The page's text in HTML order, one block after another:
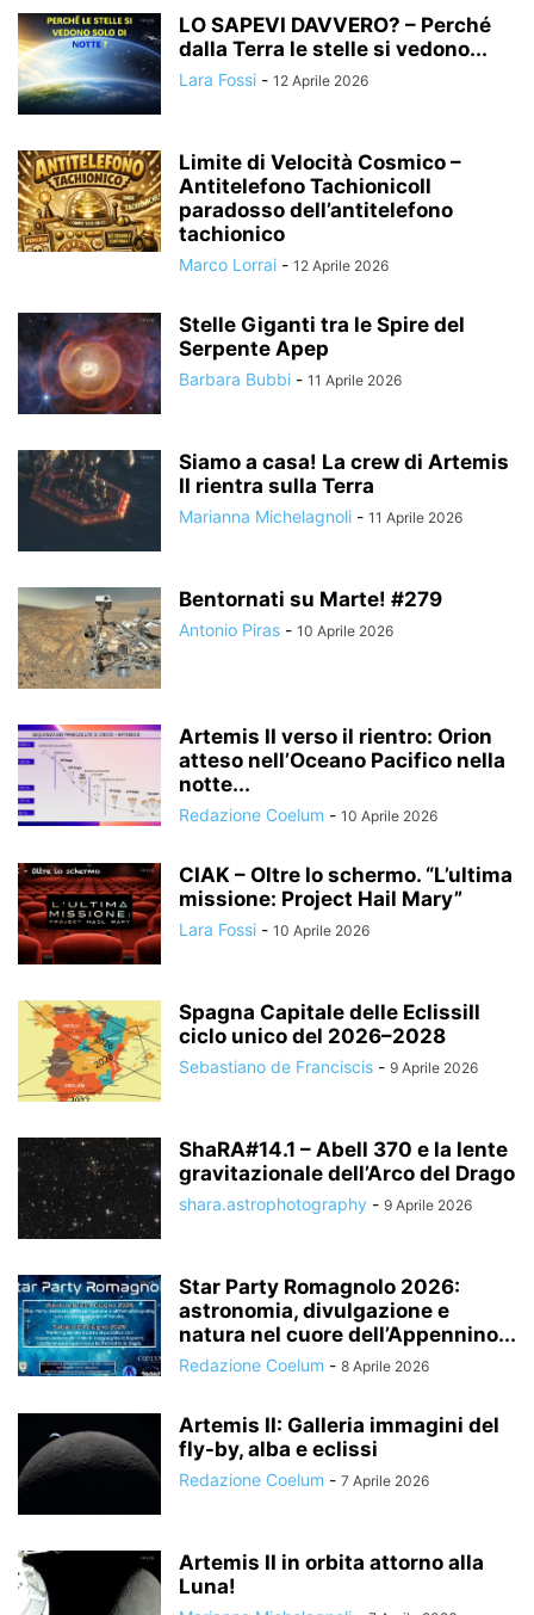
LO SAPEVI DAVVERO? – Perché
dalla Terra le stelle si vedono...
Lara Fossi - 12 Aprile 2026
Limite di Velocità Cosmico –
Antitelefono TachionicoIl
paradosso dell’antitelefono
tachionico
Marco Lorrai - 12 Aprile 2026
Stelle Giganti tra le Spire del
Serpente Apep
Barbara Bubbi - 11 Aprile 2026
Siamo a casa! La crew di Artemis
II rientra sulla Terra
Marianna Michelagnoli - 11 Aprile 2026
Bentornati su Marte! #279
Antonio Piras - 10 Aprile 2026
Artemis II verso il rientro: Orion
atteso nell’Oceano Pacifico nella
notte...
Redazione Coelum - 10 Aprile 2026
CIAK – Oltre lo schermo. “L’ultima
missione: Project Hail Mary”
Lara Fossi - 10 Aprile 2026
Spagna Capitale delle EclissiIl
ciclo unico del 2026–2028
Sebastiano de Franciscis - 9 Aprile 2026
ShaRA#14.1 – Abell 370 e la lente
gravitazionale dell’Arco del Drago
shara.astrophotography - 9 Aprile 2026
Star Party Romagnolo 2026:
astronomia, divulgazione e
natura nel cuore dell’Appennino...
Redazione Coelum - 8 Aprile 2026
Artemis II: Galleria immagini del
fly-by, alba e eclissi
Redazione Coelum - 7 Aprile 2026
Artemis II in orbita attorno alla
Luna!